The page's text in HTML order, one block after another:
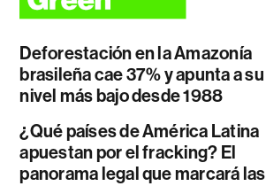
Deforestación en la Amazonía
brasileña cae 37% y apunta a su
nivel más bajo desde 1988
¿Qué países de América Latina
apuestan por el fracking? El
panorama legal que marcará las